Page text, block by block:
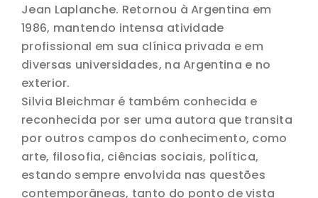
Jean Laplanche. Retornou à Argentina em
1986, mantendo intensa atividade
profissional em sua clínica privada e em
diversas universidades, na Argentina e no
exterior.
Silvia Bleichmar é também conhecida e
reconhecida por ser uma autora que transita
por outros campos do conhecimento, como
arte, filosofia, ciências sociais, política,
estando sempre envolvida nas questões
contemporâneas, tanto do ponto de vista